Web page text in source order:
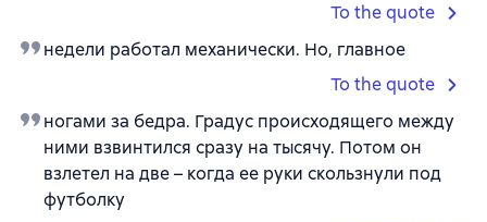
To the quote
недели работал механически. Но, главное
To the quote
ногами за бедра. Градус происходящего между
ними взвинтился сразу на тысячу. Потом он
взлетел на две – когда ее руки скользнули под
футболку